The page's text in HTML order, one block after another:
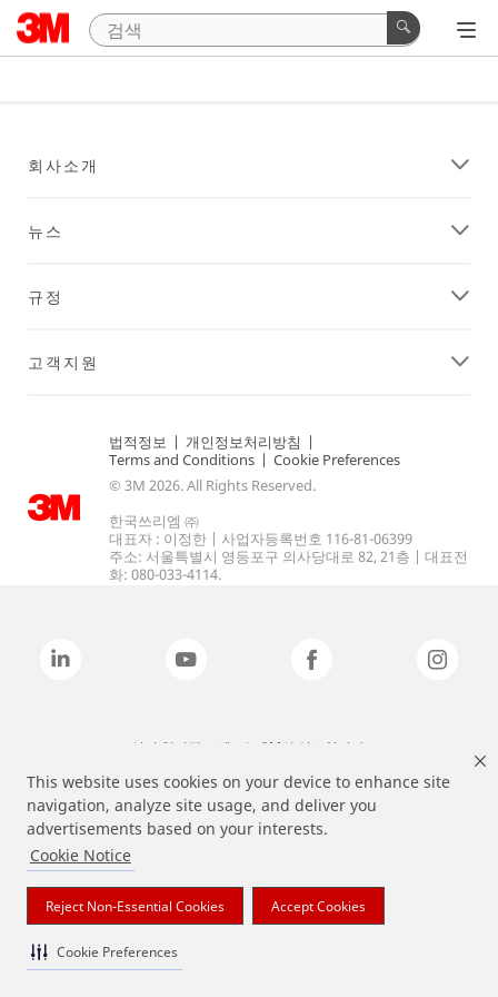
This website uses cookies on your device to enhance site
navigation, analyze site usage, and deliver you
advertisements based on your interests.
Cookie Notice
Reject Non-Essential Cookies Accept Cookies
Cookie Preferences
회사소개
뉴스
규정
고객지원
법적정보 | 개인정보처리방침 |
Terms and Conditions | Cookie Preferences
© 3M 2026. All Rights Reserved.
한국쓰리엠 ㈜
대표자 : 이정한 | 사업자등록번호 116-81-06399
주소: 서울특별시 영등포구 의사당대로 82, 21층 | 대표전
화: 080-033-4114.
상기 열거된 브랜드는 3M의 상표입니다.